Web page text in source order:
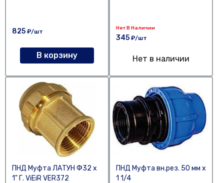
825 ₽/шт
В корзину
Нет В Наличии
345 ₽/шт
Нет в наличии
ПНД Муфта ЛАТУН Ф32 х
1" Г. ViEiR VER372
ПНД Муфта вн.рез. 50 мм х
1 1/4